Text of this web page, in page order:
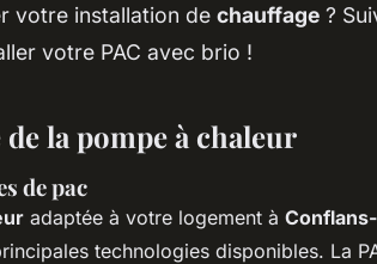
votre installation de chauffage ?
votre PAC avec brio !
la pompe à chaleur
de pac
adaptée à votre logement à
technologies disponibles. La